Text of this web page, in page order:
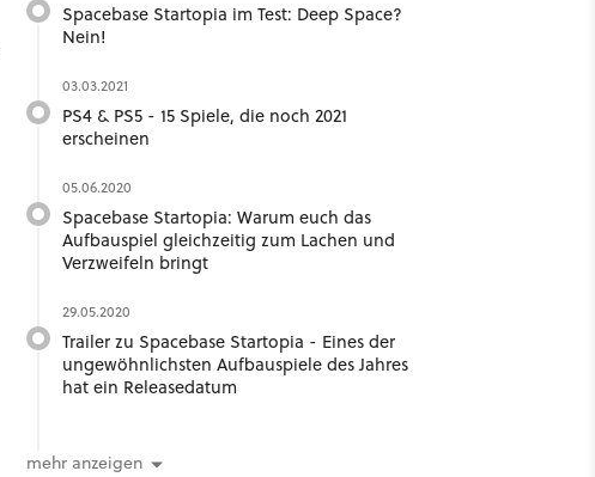
Spacebase Startopia im Test: Deep Space?
Nein!
03.03.2021
PS4 & PS5 - 15 Spiele, die noch 2021
erscheinen
05.06.2020
Spacebase Startopia: Warum euch das
Aufbauspiel gleichzeitig zum Lachen und
Verzweifeln bringt
29.05.2020
Trailer zu Spacebase Startopia - Eines der
ungewöhnlichsten Aufbauspiele des Jahres
hat ein Releasedatum
mehr anzeigen